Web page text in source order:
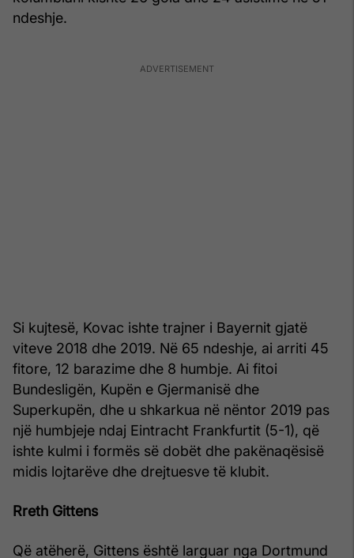
ndeshje.
Si kujtesë, Kovac ishte trajner i Bayernit gjatë
viteve 2018 dhe 2019. Në 65 ndeshje, ai arriti 45
fitore, 12 barazime dhe 8 humbje. Ai fitoi
Bundesligën, Kupën e Gjermanisë dhe
Superkupën, dhe u shkarkua në nëntor 2019 pas
një humbjeje ndaj Eintracht Frankfurtit (5-1), që
ishte kulmi i formës së dobët dhe pakënaqësisë
midis lojtarëve dhe drejtuesve të klubit.
Rreth Gittens
Që atëherë, Gittens është larguar nga Dortmund